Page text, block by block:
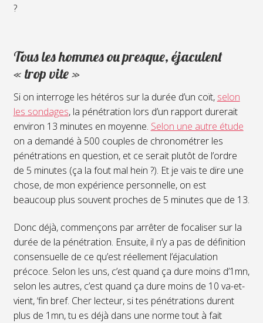
?
Tous les hommes ou presque, éjaculent
« trop vite »
Si on interroge les hétéros sur la durée d’un coït, selon
les sondages, la pénétration lors d’un rapport durerait
environ 13 minutes en moyenne. Selon une autre étude
on a demandé à 500 couples de chronométrer les
pénétrations en question, et ce serait plutôt de l’ordre
de 5 minutes (ça la fout mal hein ?). Et je vais te dire une
chose, de mon expérience personnelle, on est
beaucoup plus souvent proches de 5 minutes que de 13.
Donc déjà, commençons par arrêter de focaliser sur la
durée de la pénétration. Ensuite, il n’y a pas de définition
consensuelle de ce qu’est réellement l’éjaculation
précoce. Selon les uns, c’est quand ça dure moins d’1mn,
selon les autres, c’est quand ça dure moins de 10 va-et-
vient, ‘fin bref. Cher lecteur, si tes pénétrations durent
plus de 1mn, tu es déjà dans une norme tout à fait